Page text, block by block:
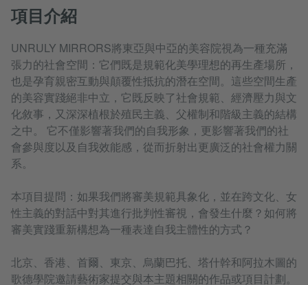
項目介紹
UNRULY MIRRORS將東亞與中亞的美容院視為一種充滿
張力的社會空間：它們既是規範化美學理想的再生產場所，
也是孕育親密互動與顛覆性抵抗的潛在空間。這些空間生產
的美容實踐絕非中立，它既反映了社會規範、經濟壓力與文
化敘事，又深深植根於殖民主義、父權制和階級主義的結構
之中。 它不僅影響著我們的自我形象，更影響著我們的社
會參與度以及自我效能感，從而折射出更廣泛的社會權力關
系。
本項目提問：如果我們將審美規範具象化，並在跨文化、女
性主義的對話中對其進行批判性審視，會發生什麼？如何將
審美實踐重新構想為一種表達自我主體性的方式？
北京、香港、首爾、東京、烏蘭巴托、塔什幹和阿拉木圖的
歌德學院邀請藝術家提交與本主題相關的作品或項目計劃。